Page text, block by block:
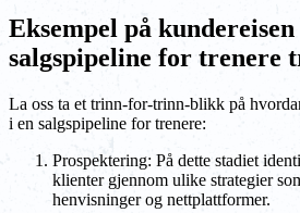
Eksempel på
salgspipeline for
La oss ta et trinn-for-trinn-blikk på
i en salgspipeline for trenere:
Prospektering: På dette stadiet
klienter gjennom ulike strategier
henvisninger og nettplattformer.